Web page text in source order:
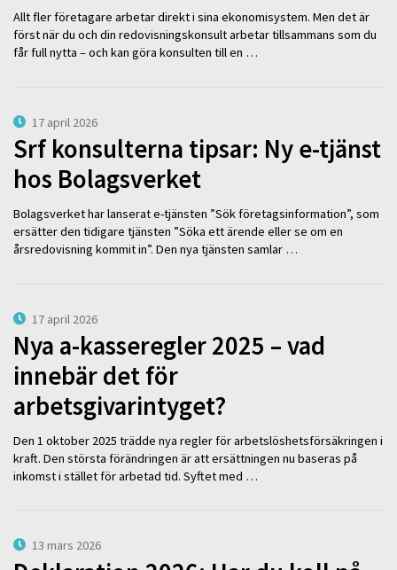
Allt fler företagare arbetar direkt i sina ekonomisystem. Men det är
först när du och din redovisningskonsult arbetar tillsammans som du
får full nytta – och kan göra konsulten till en …
17 april 2026
Srf konsulterna tipsar: Ny e-tjänst
hos Bolagsverket
Bolagsverket har lanserat e-tjänsten ”Sök företagsinformation”, som
ersätter den tidigare tjänsten ”Söka ett ärende eller se om en
årsredovisning kommit in”. Den nya tjänsten samlar …
17 april 2026
Nya a-kasseregler 2025 – vad
innebär det för
arbetsgivarintyget?
Den 1 oktober 2025 trädde nya regler för arbetslöshetsförsäkringen i
kraft. Den största förändringen är att ersättningen nu baseras på
inkomst i stället för arbetad tid. Syftet med …
13 mars 2026